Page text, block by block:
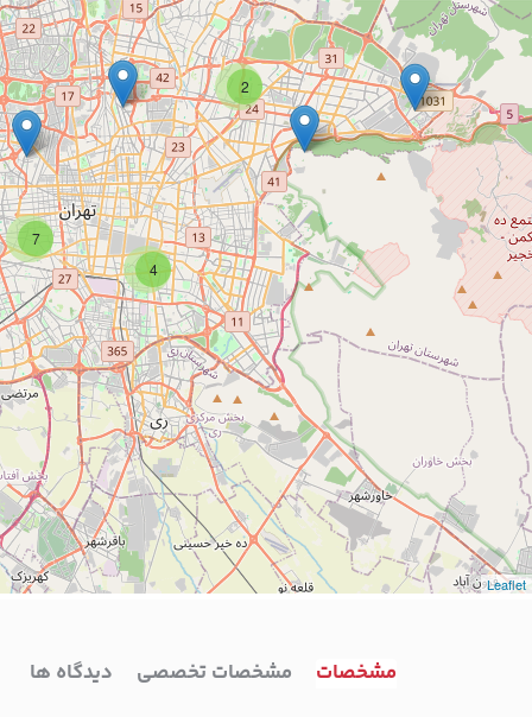
7
2
4
Leaflet
مشخصات مشخصات تخصصی دیدگاه ها